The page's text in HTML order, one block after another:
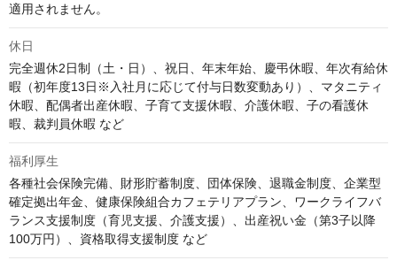
適用されません。
休日
完全週休2日制（土・日）、祝日、年末年始、慶弔休暇、年次有給休
暇（初年度13日※入社月に応じて付与日数変動あり）、マタニティ
休暇、配偶者出産休暇、子育て支援休暇、介護休暇、子の看護休
暇、裁判員休暇 など
福利厚生
各種社会保険完備、財形貯蓄制度、団体保険、退職金制度、企業型
確定拠出年金、健康保険組合カフェテリアプラン、ワークライフバ
ランス支援制度（育児支援、介護支援）、出産祝い金（第3子以降
100万円）、資格取得支援制度 など